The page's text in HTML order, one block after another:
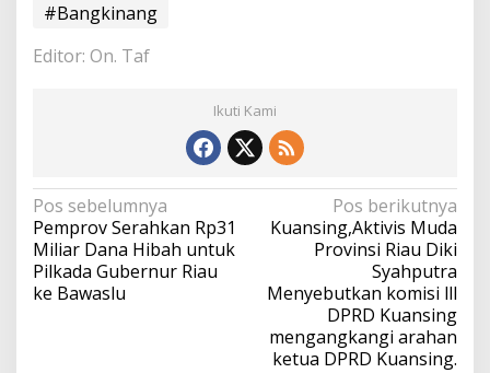
#Bangkinang
Editor: On. Taf
Ikuti Kami
N
a
v
i
g
a
Pos sebelumnya
Pemprov Serahkan Rp31
Miliar Dana Hibah untuk
Pilkada Gubernur Riau
ke Bawaslu
Pos berikutnya
Kuansing,Aktivis Muda
Provinsi Riau Diki
Syahputra
Menyebutkan komisi lll
DPRD Kuansing
mengangkangi arahan
ketua DPRD Kuansing.